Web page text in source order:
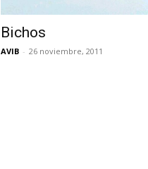
Bichos
AVIB - 26 noviembre, 2011